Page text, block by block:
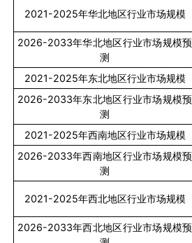
2021-2025年华北地区行业市场规模
2026-2033年华北地区行业市场规模预
测
2021-2025年东北地区行业市场规模
2026-2033年东北地区行业市场规模预
测
2021-2025年西南地区行业市场规模
2026-2033年西南地区行业市场规模预
测
2021-2025年西北地区行业市场规模
2026-2033年西北地区行业市场规模预